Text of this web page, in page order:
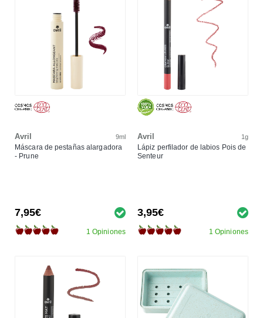
Avril 9ml
Máscara de pestañas alargadora
- Prune
7,95€
1 Opiniones
Avril 1g
Lápiz perfilador de labios Pois de
Senteur
3,95€
1 Opiniones